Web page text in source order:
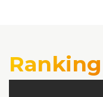
Ranking